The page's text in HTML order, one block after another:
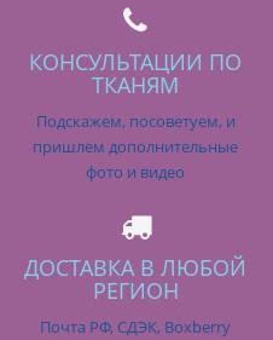
КОНСУЛЬТАЦИИ ПО
ТКАНЯМ
Подскажем, посоветуем, и
пришлем дополнительные
фото и видео
ДОСТАВКА В ЛЮБОЙ
РЕГИОН
Почта РФ, СДЭК, Boxberry